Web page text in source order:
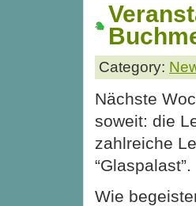
Category:
Nächste
soweit: die
zahlreiche
“Glaspalast”.
Wie